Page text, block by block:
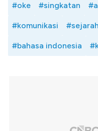
#oke #singkatan
#komunikasi
#bahasa indonesia